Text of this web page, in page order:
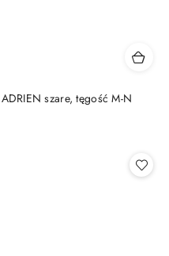
szare, tęgość M-N